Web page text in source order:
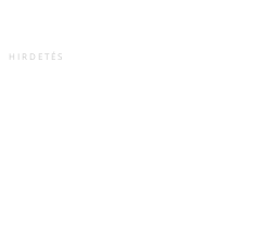
HIRDETÉS